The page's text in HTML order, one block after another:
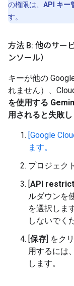
の権限は、 API キー
す。
方法 B: 他のサー
ンソール）
キーが他の
れません）、
を使用する
用されると失敗し
[Google
ます。
プロジェク
[API
ルダウンを
を選択しま
しないでく
[保存] をク
用するには
します。